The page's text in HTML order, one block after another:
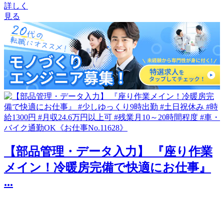
詳しく
見る
【部品管理・データ入力】 『座り作業
メイン！冷暖房完備で快適にお仕事』
...